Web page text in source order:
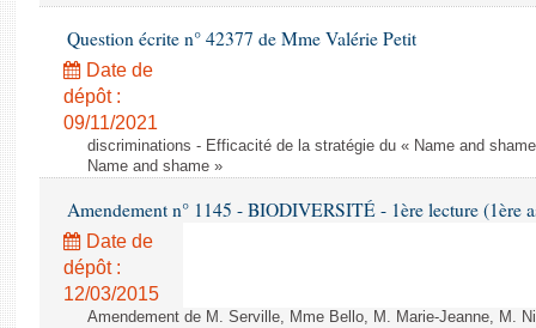
Question écrite n° 42377 de Mme Valérie Petit
Date de
dépôt :
09/11/2021
discriminations - Efficacité de la stratégie du « Name and
Name and shame »
Amendement n° 1145 - BIODIVERSITÉ - 1ère lecture (1ère
Date de
dépôt :
12/03/2015
Amendement de M. Serville, Mme Bello, M. Marie-Jeanne, M.